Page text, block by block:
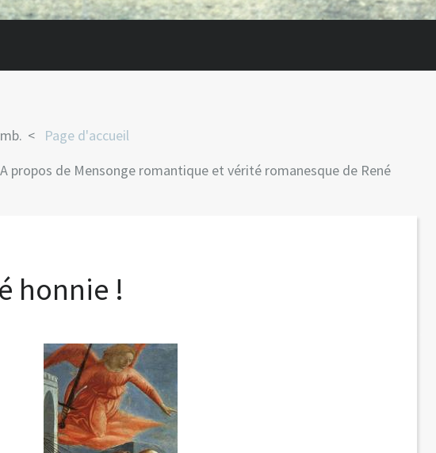
Page d'accueil
propos de Mensonge romantique et vérité romanesque de René
honnie !